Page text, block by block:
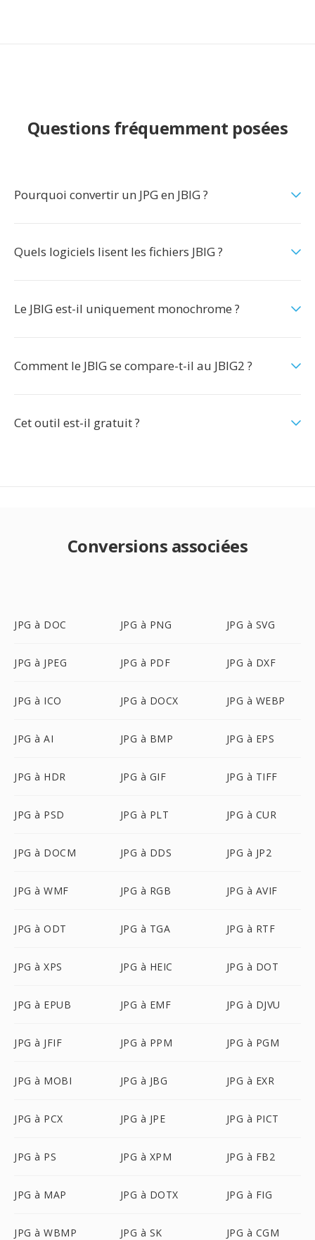
Questions fréquemment posées
Pourquoi convertir un JPG en JBIG ?
Quels logiciels lisent les fichiers JBIG ?
Le JBIG est-il uniquement monochrome ?
Comment le JBIG se compare-t-il au JBIG2 ?
Cet outil est-il gratuit ?
Conversions associées
JPG à DOC JPG à PNG JPG à SVG
JPG à JPEG JPG à PDF JPG à DXF
JPG à ICO JPG à DOCX JPG à WEBP
JPG à AI JPG à BMP JPG à EPS
JPG à HDR JPG à GIF JPG à TIFF
JPG à PSD JPG à PLT JPG à CUR
JPG à DOCM JPG à DDS JPG à JP2
JPG à WMF JPG à RGB JPG à AVIF
JPG à ODT JPG à TGA JPG à RTF
JPG à XPS JPG à HEIC JPG à DOT
JPG à EPUB JPG à EMF JPG à DJVU
JPG à JFIF JPG à PPM JPG à PGM
JPG à MOBI JPG à JBG JPG à EXR
JPG à PCX JPG à JPE JPG à PICT
JPG à PS JPG à XPM JPG à FB2
JPG à MAP JPG à DOTX JPG à FIG
JPG à WBMP JPG à SK JPG à CGM